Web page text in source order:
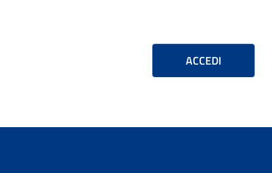
ACCEDI